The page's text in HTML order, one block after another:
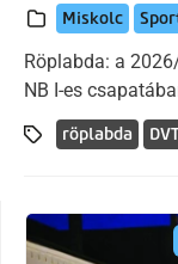
Miskolc
Röplabda: a
NB I-es
röplabda